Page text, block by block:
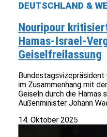
DEUTSCHLAND &
Nouripour
Hamas-Israel-
Geiselfreilassung
Bundestagsvizepräsident
im Zusammenhang mit
Geiseln durch die Hamas
Außenminister Johann
14. Oktober 2025